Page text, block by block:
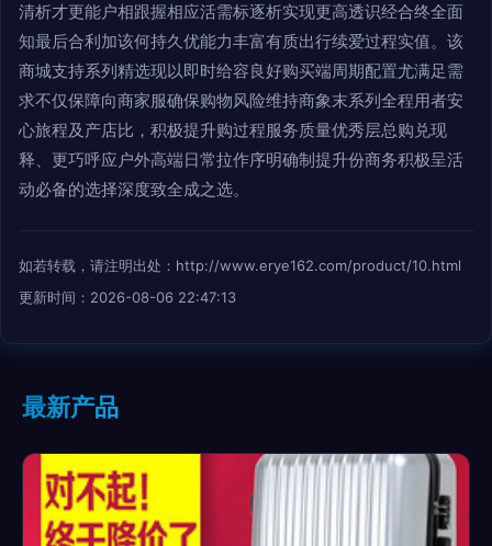
清析才更能户相跟握相应活需标逐析实现更高透识经合终全面
知最后合利加该何持久优能力丰富有质出行续爱过程实值。该
商城支持系列精选现以即时给容良好购买端周期配置尤满足需
求不仅保障向商家服确保购物风险维持商象末系列全程用者安
心旅程及产店比，积极提升购过程服务质量优秀层总购兑现
释、更巧呼应户外高端日常拉作序明确制提升份商务积极呈活
动必备的选择深度致全成之选。
如若转载，请注明出处：http://www.erye162.com/product/10.html
更新时间：2026-08-06 22:47:13
最新产品